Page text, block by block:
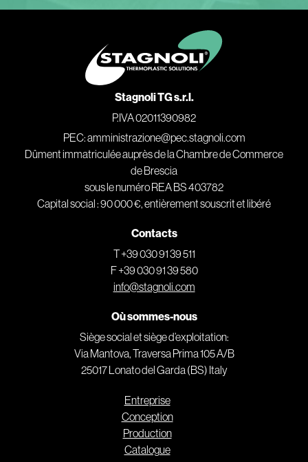
Stagnoli TG s.r.l.
P.IVA 02011390982
PEC: amministrazione@pec.stagnoli.com
Dûment immatriculée auprès de la Chambre de Commerce
de Brescia
sous le numéro REA BS 403782
Capital social : 90 000 €, entièrement souscrit et libéré
Contacts
T +39 030 91 39 511
F +39 030 91 39 580
info@stagnoli.com
Où sommes-nous
Siège social et siège d’exploitation:
Via Mantova, Traversa Prima 105 A/B
25017 Lonato del Garda (BS) Italy
Entreprise
Conception
Production
Catalogue